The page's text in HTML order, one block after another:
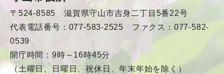
〒524-8585 滋賀県守山市吉身二丁目5番22号
代表電話番号：077-583-2525 ファクス：077-582-
0539
開庁時間：9時～16時45分
（土曜日、日曜日、祝休日、年末年始を除く）